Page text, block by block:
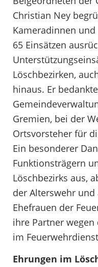
Christian Ney
Kameradinnen
65 Einsätzen
Löschbezirken,
hinaus. Er
Gremien, bei der
Ortsvorsteher für
Ein besonderer
Funktionsträgern
Löschbezirks aus,
der Alterswehr
Ehefrauen der
ihre Partner
im
Ehrungen im